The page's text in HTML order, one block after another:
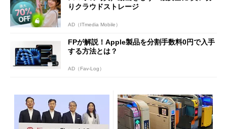
りクラウドストレージ
AD（ITmedia Mobile）
FPが解説！Apple製品を分割手数料0円で入手
する方法とは？
AD（Fav-Log）